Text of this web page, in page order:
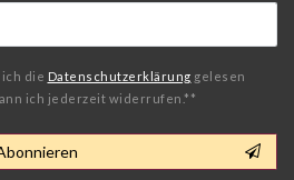
die Daten­schutz­erklärung gelesen
ich jederzeit widerrufen.**